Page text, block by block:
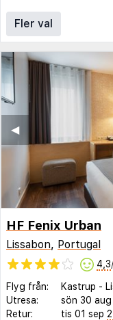
Fler val
◀︎
HF Fenix Urban
Lissabon, Portugal
4,3
Flyg från: Kastrup -
Utresa:
sön 30 aug
Retur:
tis 01 sep